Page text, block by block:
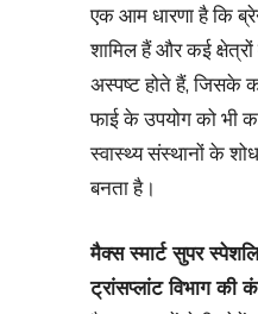
एक आम धारणा है कि
शामिल हैं और कई
अस्पष्ट होते हैं, जिसके
फाई के उपयोग को भी
स्वास्थ्य संस्थानों के
बनता है।
मैक्स स्मार्ट सुपर
ट्रांसप्लांट विभाग